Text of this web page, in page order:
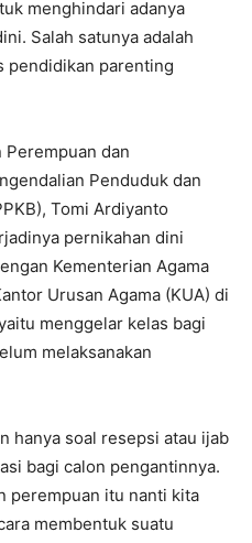
menghindari adanya
Salah satunya adalah
pendidikan parenting
Perempuan dan
Penduduk dan
Tomi Ardiyanto
pernikahan dini
Kementerian Agama
Urusan Agama (KUA) di
menggelar kelas bagi
melaksanakan
hanya soal resepsi atau ijab
bagi calon pengantinnya.
perempuan itu nanti kita
membentuk suatu